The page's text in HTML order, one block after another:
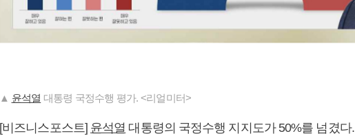
▲ 윤석열 대통령 국정수행 평가. <리얼미터>
[비즈니스포스트] 윤석열 대통령의 국정수행 지지도가 50%를 넘겼다.